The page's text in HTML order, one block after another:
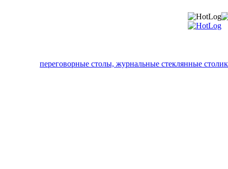
переговорные столы, журнальные стеклянные